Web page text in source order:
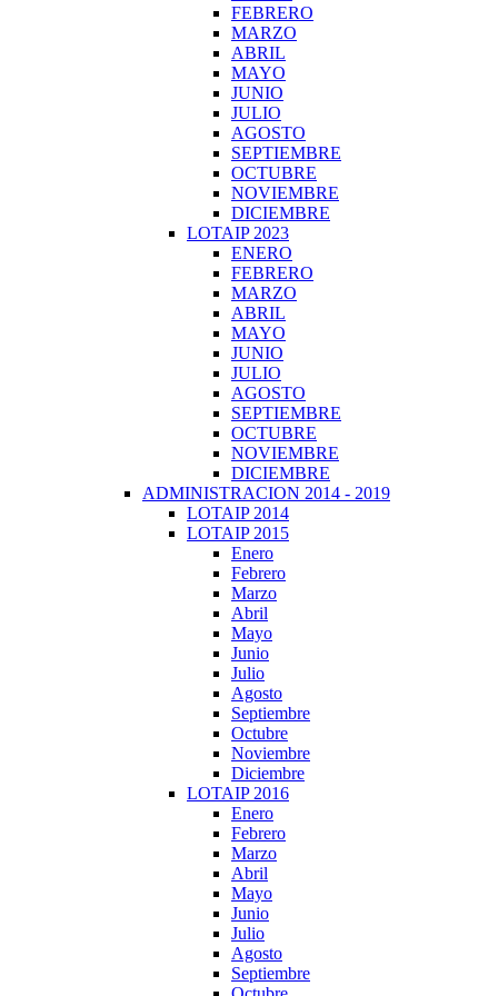
FEBRERO
MARZO
ABRIL
MAYO
JUNIO
JULIO
AGOSTO
SEPTIEMBRE
OCTUBRE
NOVIEMBRE
DICIEMBRE
LOTAIP 2023
ENERO
FEBRERO
MARZO
ABRIL
MAYO
JUNIO
JULIO
AGOSTO
SEPTIEMBRE
OCTUBRE
NOVIEMBRE
DICIEMBRE
ADMINISTRACION 2014 - 2019
LOTAIP 2014
LOTAIP 2015
Enero
Febrero
Marzo
Abril
Mayo
Junio
Julio
Agosto
Septiembre
Octubre
Noviembre
Diciembre
LOTAIP 2016
Enero
Febrero
Marzo
Abril
Mayo
Junio
Julio
Agosto
Septiembre